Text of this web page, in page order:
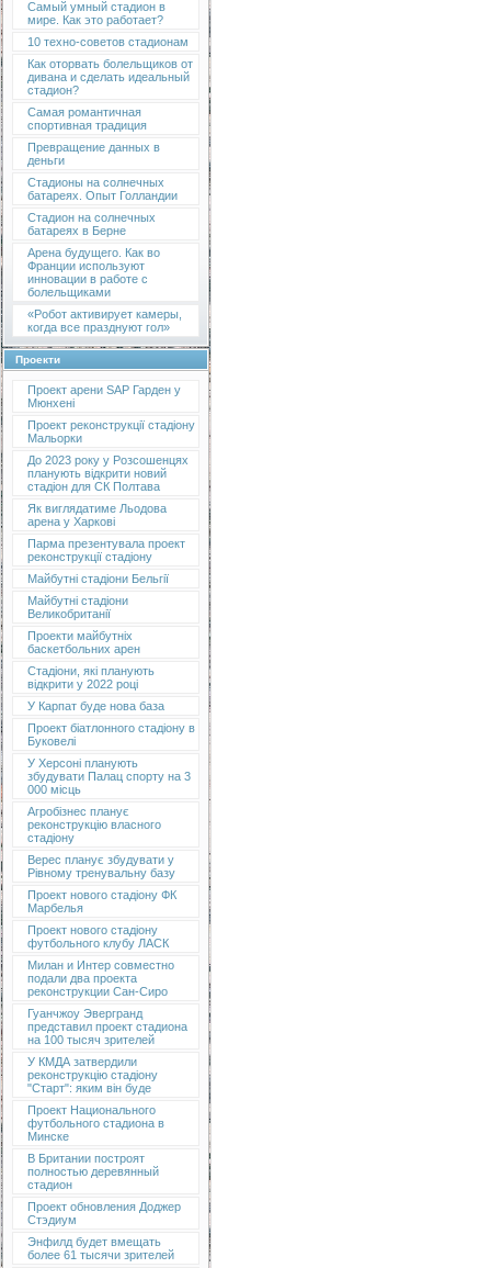
Самый умный стадион в
мире. Как это работает?
10 техно-советов стадионам
Как оторвать болельщиков от
дивана и сделать идеальный
стадион?
Самая романтичная
спортивная традиция
Превращение данных в
деньги
Стадионы на солнечных
батареях. Опыт Голландии
Стадион на солнечных
батареях в Берне
Арена будущего. Как во
Франции используют
инновации в работе с
болельщиками
«Робот активирует камеры,
когда все празднуют гол»
Проекти
Проект арени SAP Гарден у
Мюнхені
Проект реконструкції стадіону
Мальорки
До 2023 року у Розсошенцях
планують відкрити новий
стадіон для СК Полтава
Як виглядатиме Льодова
арена у Харкові
Парма презентувала проект
реконструкції стадіону
Майбутні стадіони Бельгії
Майбутні стадіони
Великобританії
Проекти майбутніх
баскетбольних арен
Стадіони, які планують
відкрити у 2022 році
У Карпат буде нова база
Проект біатлонного стадіону в
Буковелі
У Херсоні планують
збудувати Палац спорту на 3
000 місць
Агробізнес планує
реконструкцію власного
стадіону
Верес планує збудувати у
Рівному тренувальну базу
Проект нового стадіону ФК
Марбелья
Проект нового стадіону
футбольного клубу ЛАСК
Милан и Интер совместно
подали два проекта
реконструкции Сан-Сиро
Гуанчжоу Эвергранд
представил проект стадиона
на 100 тысяч зрителей
У КМДА затвердили
реконструкцію стадіону
"Старт": яким він буде
Проект Национального
футбольного стадиона в
Минске
В Британии построят
полностью деревянный
стадион
Проект обновления Доджер
Стэдиум
Энфилд будет вмещать
более 61 тысячи зрителей